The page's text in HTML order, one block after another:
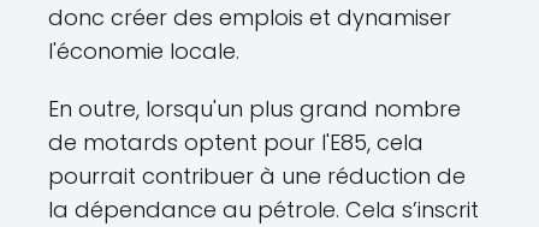
donc créer des emplois et dynamiser
l'économie locale.
En outre, lorsqu'un plus grand nombre
de motards optent pour l'E85, cela
pourrait contribuer à une réduction de
la dépendance au pétrole. Cela s’inscrit